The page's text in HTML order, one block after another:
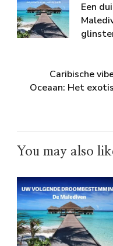
Een
Caribische
Oceaan: Het
You may also